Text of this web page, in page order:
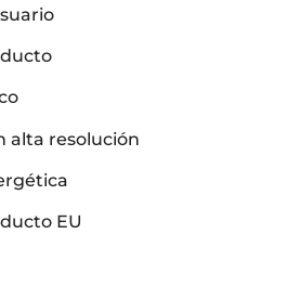
alta resolución
EU